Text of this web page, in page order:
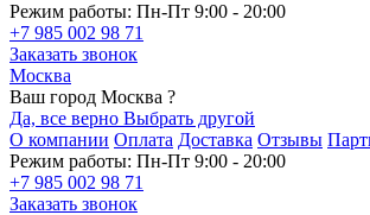
Режим работы: Пн-Пт 9:00 - 20:00
+7 985 002 98 71
Заказать звонок
Москва
Ваш город Москва ?
Да, все верно Выбрать другой
О компании Оплата Доставка Отзывы
Режим работы: Пн-Пт 9:00 - 20:00
+7 985 002 98 71
Заказать звонок